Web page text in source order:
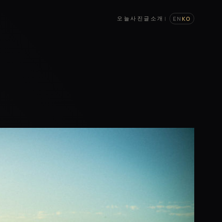
오늘사진 글 소개 | EN KO